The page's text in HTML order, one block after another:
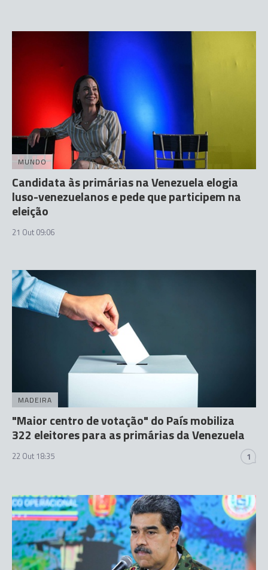
MUNDO
Candidata às primárias na Venezuela elogia
luso-venezuelanos e pede que participem na
eleição
21 Out 09:06
MADEIRA
"Maior centro de votação" do País mobiliza
322 eleitores para as primárias da Venezuela
22 Out 18:35 1